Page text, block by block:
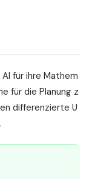
für ihre Mathem
für die Planung z
differenzierte U